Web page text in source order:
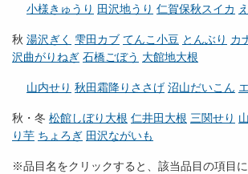
小様きゅうり 田沢地うり 仁賀保秋スイカ
秋 湯沢ぎく 雫田カブ てんこ小豆 とんぶり カ
沢曲がりねぎ 石橋ごぼう 大館地大根
山内せり 秋田霜降りささげ 沼山だいこん
秋・冬 松館しぼり大根 仁井田大根 三関せり
り芋 ちょろぎ 田沢ながいも
※品目名をクリックすると、該当品目の項目に